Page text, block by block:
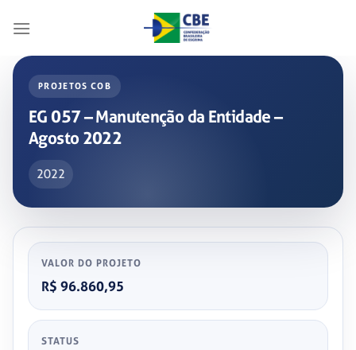
PROJETOS COB
EG 057 – Manutenção da Entidade –
Agosto 2022
2022
VALOR DO PROJETO
R$ 96.860,95
STATUS